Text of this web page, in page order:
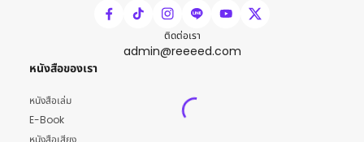
ติดต่อเรา
admin@reeeed.com
หนังสือของเรา
หนังสือเล่ม
E-Book
หนังสือเสียง